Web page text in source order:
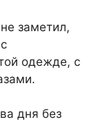
заметил,
одежде, с
дня без